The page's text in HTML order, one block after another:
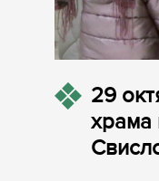
29
храма